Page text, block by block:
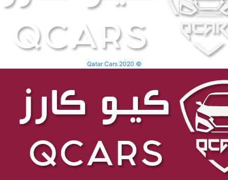
Qatar Cars 2020 ©